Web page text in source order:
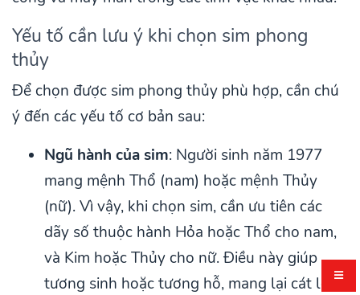
Yếu tố cần lưu ý khi chọn sim phong
thủy
Để chọn được sim phong thủy phù hợp, cần chú
ý đến các yếu tố cơ bản sau:
Ngũ hành của sim: Người sinh năm 1977
mang mệnh Thổ (nam) hoặc mệnh Thủy
(nữ). Vì vậy, khi chọn sim, cần ưu tiên các
dãy số thuộc hành Hỏa hoặc Thổ cho nam,
và Kim hoặc Thủy cho nữ. Điều này giúp
tương sinh hoặc tương hỗ, mang lại cát lợi.